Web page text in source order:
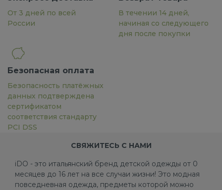
От 3 дней по всей
России
В течении 14 дней,
начиная со следующего
дня после покупки
Безопасная оплата
Безопасность платёжных
данных подтверждена
сертификатом
соответствия стандарту
PCI DSS
СВЯЖИТЕСЬ С НАМИ
iDO - это итальянский бренд детской одежды от 0
месяцев до 16 лет на все случаи жизни! Это модная
повседневная одежда, предметы которой можно